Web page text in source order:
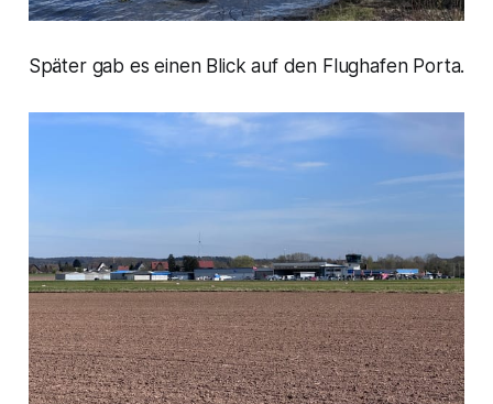
Später gab es einen Blick auf den Flughafen Porta.